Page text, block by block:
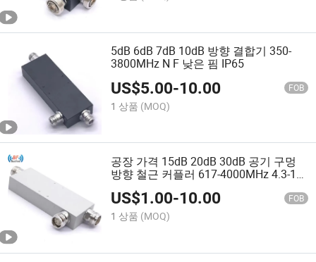
5dB 6dB 7dB 10dB 방향 결합기 350-
3800MHz N F 낮은 핌 IP65
US$5.00-10.00 FOB
1 상품 (MOQ)
공장 가격 15dB 20dB 30dB 공기 구멍
방향 철근 커플러 617-4000MHz 4.3-10
US$1.00-10.00 FOB
1 상품 (MOQ)